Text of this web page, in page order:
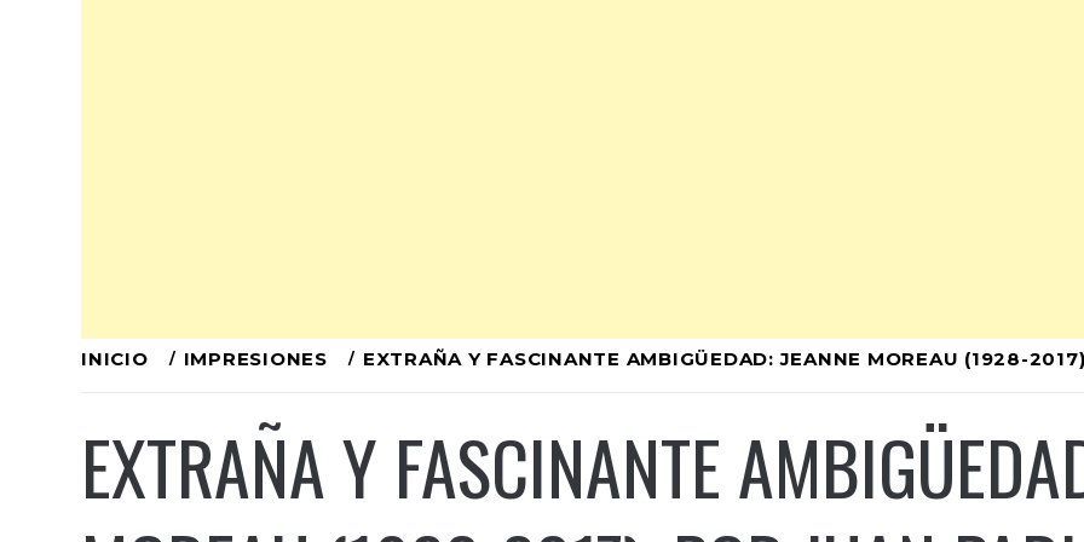
Ir
contenido
INICIO IMPRESIONES EXTRAÑA Y FASCINANTE AMBIGÜEDAD: JEANNE MOREAU (1928-
EXTRAÑA Y FASCINANTE